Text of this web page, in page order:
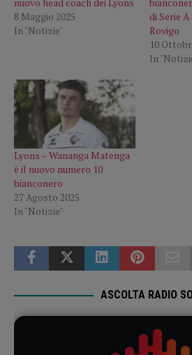
8 Maggio 2025
In "Notizie"
di Serie
Rovigo
10
In
Lyons – Wananga Matenga
è il nuovo numero 10
bianconero
27 Agosto 2025
In "Notizie"
ASCOLTA RADIO